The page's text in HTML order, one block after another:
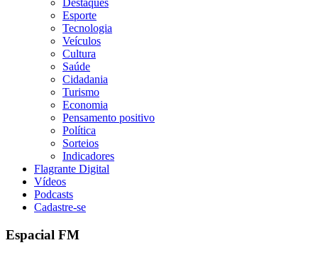
Destaques
Esporte
Tecnologia
Veículos
Cultura
Saúde
Cidadania
Turismo
Economia
Pensamento positivo
Política
Sorteios
Indicadores
Flagrante Digital
Vídeos
Podcasts
Cadastre-se
Espacial FM